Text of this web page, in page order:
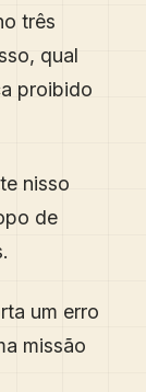
três
qual
proibido
nisso
de
um erro
missão